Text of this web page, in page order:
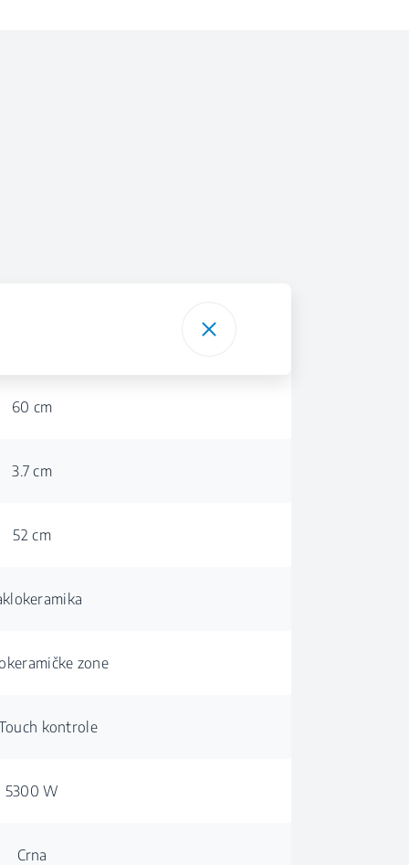
60 cm
3.7 cm
52 cm
zone
kontrole
5300 W
Crna